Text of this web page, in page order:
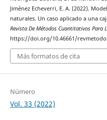
Jiménez Echeverri, E. A. (2022).
naturales. Un caso aplicado a una
Revista De Métodos Cuantitativos Para
https://doi.org/10.46661/
Más formatos de cita
Número
Vol. 33 (2022)